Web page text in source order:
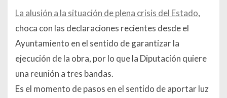
La alusión a la situación de plena crisis del Estado,
choca con las declaraciones recientes desde el
Ayuntamiento en el sentido de garantizar la
ejecución de la obra, por lo que la Diputación quiere
una reunión a tres bandas.
Es el momento de pasos en el sentido de aportar luz